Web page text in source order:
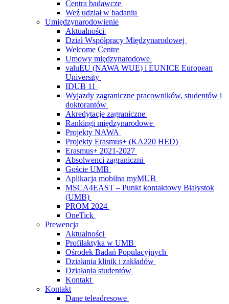
Centra badawcze
Weź udział w badaniu
Umiędzynarodowienie
Aktualności
Dział Współpracy Międzynarodowej
Welcome Centre
Umowy międzynarodowe
valuEU (NAWA WUE) i EUNICE European
University
IDUB 11
Wyjazdy zagraniczne pracowników, studentów i
doktorantów
Akredytacje zagraniczne
Rankingi międzynarodowe
Projekty NAWA
Projekty Erasmus+ (KA220 HED)
Erasmus+ 2021-2027
Absolwenci zagraniczni
Goście UMB
Aplikacja mobilna myMUB
MSCA4EAST – Punkt kontaktowy Białystok
(UMB)
PROM 2024
OneTick
Prewencja
Aktualności
Profilaktyka w UMB
Ośrodek Badań Populacyjnych
Działania klinik i zakładów
Działania studentów
Kontakt
Kontakt
Dane teleadresowe